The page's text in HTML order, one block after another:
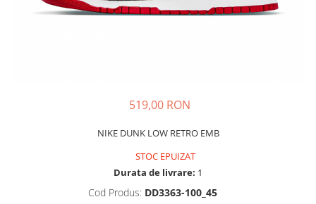
Ingrijire incaltaminte
519,00 RON
NIKE DUNK LOW RETRO EMB
STOC EPUIZAT
Durata de livrare: 1
Cod Produs: DD3363-100_45